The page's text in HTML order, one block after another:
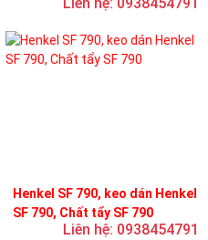
Liên hệ: 0938454791
Henkel SF 790, keo dán Henkel
SF 790, Chất tẩy SF 790
Liên hệ: 0938454791